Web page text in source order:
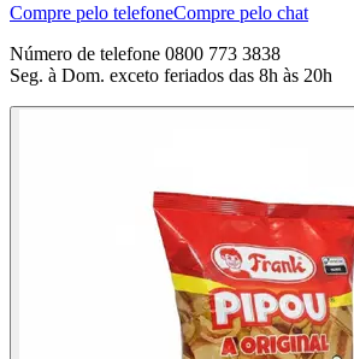
Compre pelo telefoneCompre pelo chat
Número de telefone 0800 773 3838
Seg. à Dom. exceto feriados das 8h às 20h